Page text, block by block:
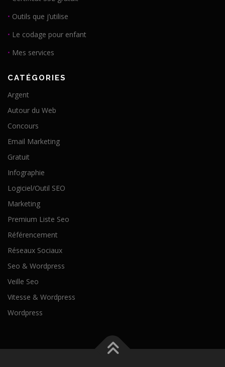
• Outils que j’utilise
• Le codage pour enfant
• Mes services
CATÉGORIES
Argent
Autour du Web
Concours
Email Marketing
Gratuit
Infographie
Logiciel/Outil SEO
Marketing
Premium Liste Seo
Référencement
Réseaux Sociaux
Seo & Wordpress
Veille Seo
Vitesse & Wordpress
Wordpress